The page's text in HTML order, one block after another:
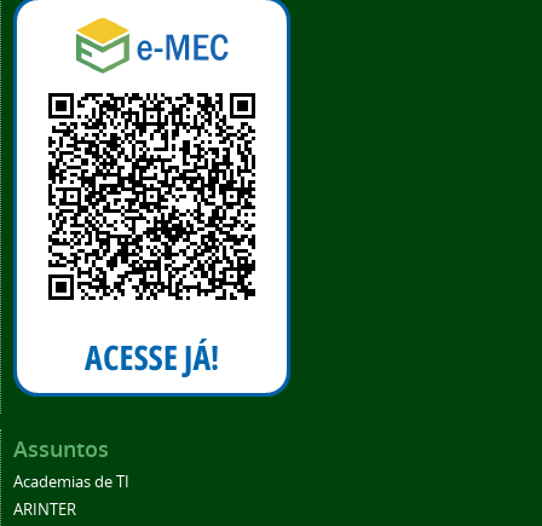
Assuntos
Academias de TI
ARINTER